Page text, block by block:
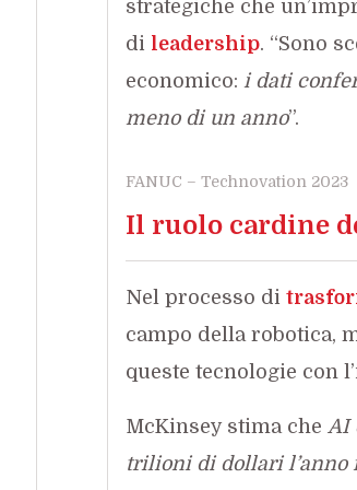
strategiche che
di leadership. “Sono
economico: i dati
meno di un anno”.
FANUC – Technovation 2023
Il ruolo cardine
Nel processo di
campo della robotica,
queste tecnologie con
McKinsey stima che AI
trilioni di dollari l’anno